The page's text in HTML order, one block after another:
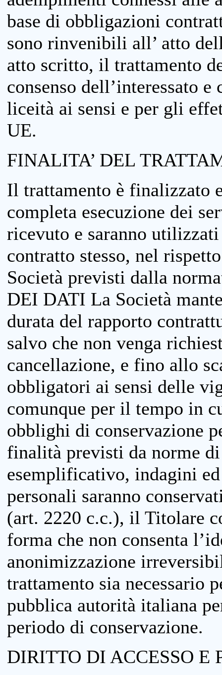
base di obbligazioni
sono rinvenibili all’ atto
atto scritto, il trattamento
consenso dell’interessato
liceità ai sensi e per gli
UE.
FINALITA’ DEL
Il trattamento è finalizzato
completa esecuzione dei
ricevuto e saranno
contratto stesso, nel
Società previsti dalla
DEI DATI La Società
durata del rapporto
salvo che non venga
cancellazione, e fino allo
obbligatori ai sensi delle
comunque per il tempo in
obblighi di conservazione
finalità previsti da norme
esemplificativo, indagini
personali saranno
(art. 2220 c.c.), il Titolare
forma che non consenta
anonimizzazione
trattamento sia necessario
pubblica autorità italiana
periodo di conservazione.
DIRITTO DI ACCESSO